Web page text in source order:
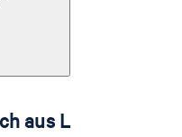
aus L